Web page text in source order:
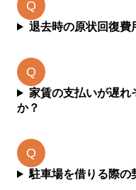
退去時の原状回復費
家賃の支払いが遅れ
か？
駐車場を借りる際の